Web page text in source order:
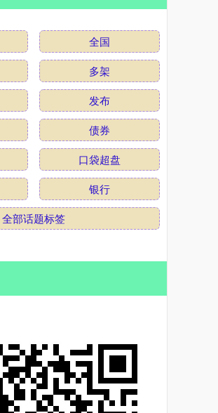
全国
多架
发布
债券
口袋超盘
银行
全部话题标签